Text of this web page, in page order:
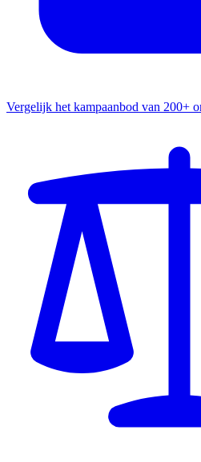
Vergelijk het kampaanbod van 200+